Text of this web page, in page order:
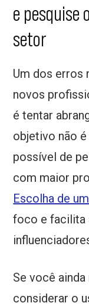
e pesquise
setor
Um dos erros
novos
é tentar
objetivo não
possível de
com maior
Escolha de
foco e facilita
Se você
considerar o